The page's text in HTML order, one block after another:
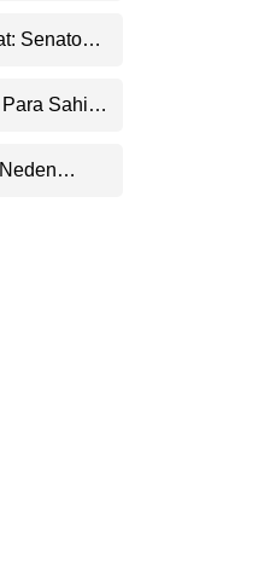
Senato
Sahibi:
Neden